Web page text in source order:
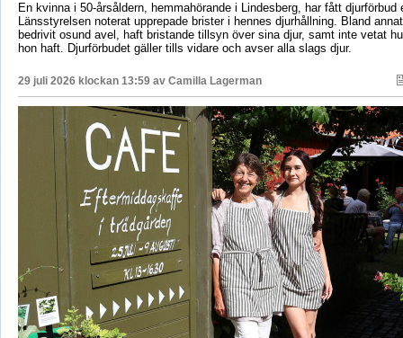
En kvinna i 50-årsåldern, hemmahörande i Lindesberg, har fått djurförbud
Länsstyrelsen noterat upprepade brister i hennes djurhållning. Bland
bedrivit osund avel, haft bristande tillsyn över sina djur, samt inte vetat
hon haft. Djurförbudet gäller tills vidare och avser alla slags djur.
29 juli 2026 klockan 13:59 av Camilla Lagerman